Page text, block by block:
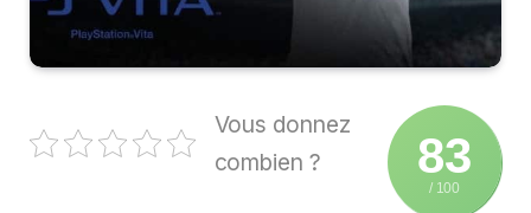
83
/ 100
Vous donnez
combien ?